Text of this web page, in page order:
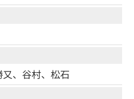
、谷村、松石